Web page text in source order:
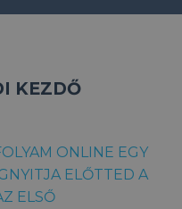
KEZDŐ
ONLINE EGY
ELŐTTED A
ELSŐ